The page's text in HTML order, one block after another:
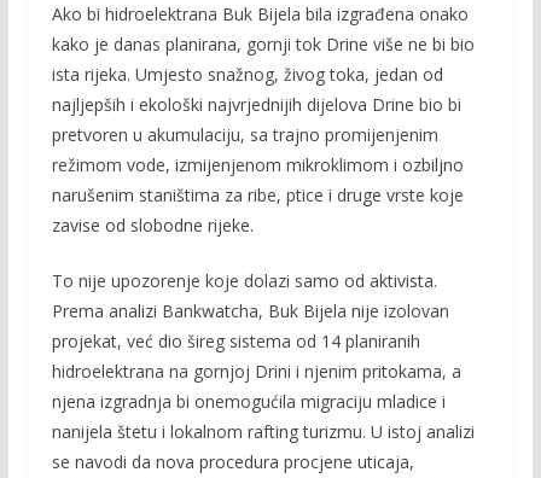
Ako bi hidroelektrana Buk Bijela bila izgrađena onako
kako je danas planirana, gornji tok Drine više ne bi bio
ista rijeka. Umjesto snažnog, živog toka, jedan od
najljepših i ekološki najvrjednijih dijelova Drine bio bi
pretvoren u akumulaciju, sa trajno promijenjenim
režimom vode, izmijenjenom mikroklimom i ozbiljno
narušenim staništima za ribe, ptice i druge vrste koje
zavise od slobodne rijeke.
To nije upozorenje koje dolazi samo od aktivista.
Prema analizi Bankwatcha, Buk Bijela nije izolovan
projekat, već dio šireg sistema od 14 planiranih
hidroelektrana na gornjoj Drini i njenim pritokama, a
njena izgradnja bi onemogućila migraciju mladice i
nanijela štetu i lokalnom rafting turizmu. U istoj analizi
se navodi da nova procedura procjene uticaja,